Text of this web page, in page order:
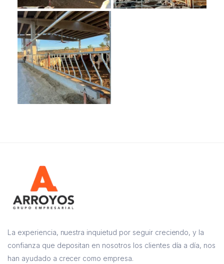
La experiencia, nuestra inquietud por seguir creciendo, y la
confianza que depositan en nosotros los clientes día a día, nos
han ayudado a crecer como empresa.